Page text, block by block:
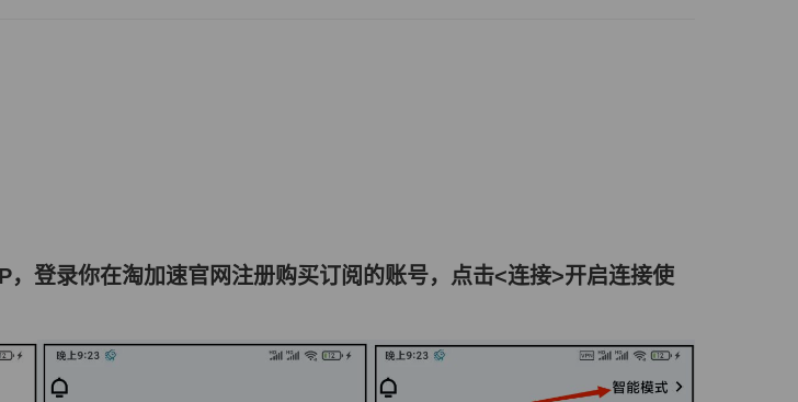
，登录你在淘加速官网注册购买订阅的账号，点击<连接>开启连接使